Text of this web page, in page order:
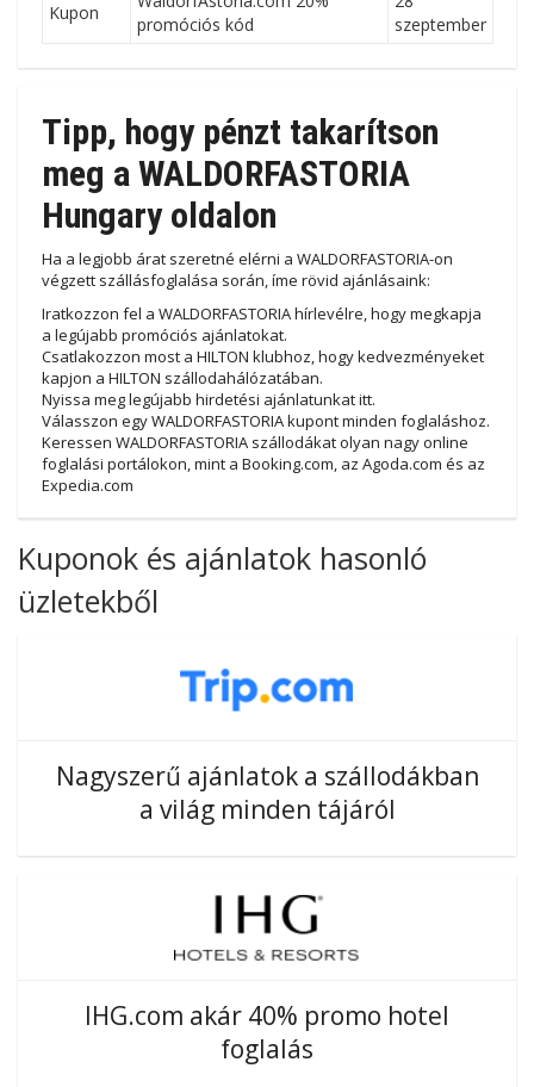
Kupon
promóciós kód
szeptember
Tipp, hogy pénzt takarítson
meg a WALDORFASTORIA
Hungary oldalon
Ha a legjobb árat szeretné elérni a WALDORFASTORIA-on
végzett szállásfoglalása során, íme rövid ajánlásaink:
Iratkozzon fel a WALDORFASTORIA hírlevélre, hogy megkapja
a legújabb promóciós ajánlatokat.
Csatlakozzon most a HILTON klubhoz, hogy kedvezményeket
kapjon a HILTON szállodahálózatában.
Nyissa meg legújabb hirdetési ajánlatunkat itt.
Válasszon egy WALDORFASTORIA kupont minden foglaláshoz.
Keressen WALDORFASTORIA szállodákat olyan nagy online
foglalási portálokon, mint a Booking.com, az Agoda.com és az
Expedia.com
Kuponok és ajánlatok hasonló
üzletekből
Nagyszerű ajánlatok a szállodákban
a világ minden tájáról
IHG.com akár 40% promo hotel
foglalás